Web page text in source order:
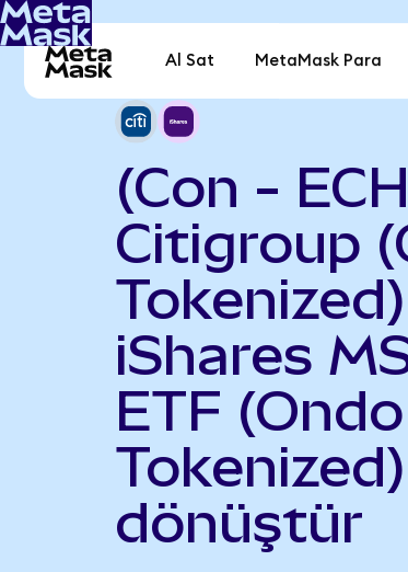
Al Sat MetaMask Para
(Con -
Citigroup
iShares
ETF (Ondo
Tokenized)
dönüştür